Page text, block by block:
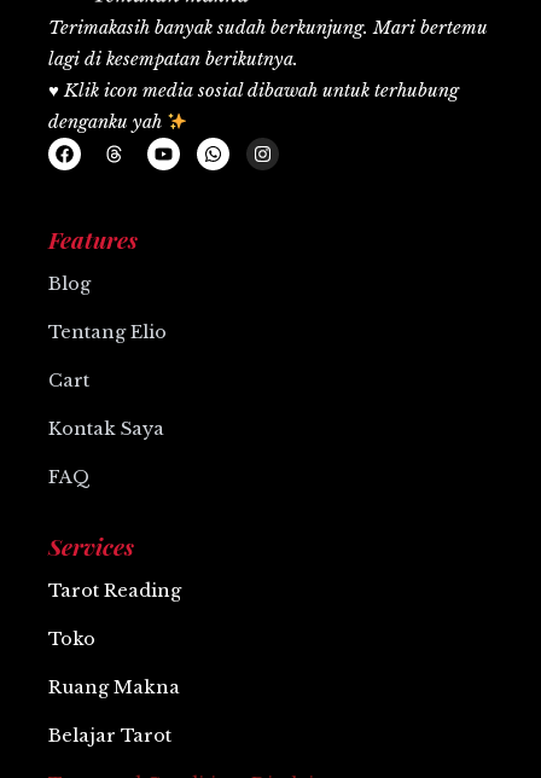
Terimakasih banyak sudah berkunjung. Mari bertemu
lagi di kesempatan berikutnya.
♥️Klik icon media sosial dibawah untuk terhubung
denganku yah
F
a
o
o
k
T
h
d
s
Y
o
W
h
I
n
Features
Blog
Tentang Elio
Cart
Kontak Saya
FAQ
Services
Tarot Reading
Toko
Ruang Makna
Belajar Tarot